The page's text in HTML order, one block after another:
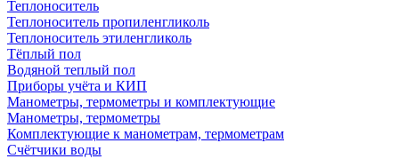
Теплоноситель
Теплоноситель пропиленгликоль
Теплоноситель этиленгликоль
Тёплый пол
Водяной теплый пол
Приборы учёта и КИП
Манометры, термометры и комплектующие
Манометры, термометры
Комплектующие к манометрам, термометрам
Счётчики воды